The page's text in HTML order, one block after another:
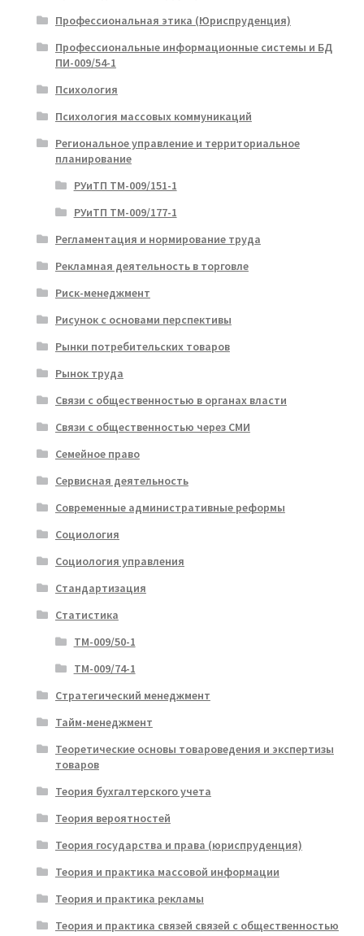
Профессиональная этика (Юриспруденция)
Профессиональные информационные системы и БД
ПИ-009/54-1
Психология
Психология массовых коммуникаций
Региональное управление и территориальное
планирование
РУиТП ТМ-009/151-1
РУиТП ТМ-009/177-1
Регламентация и нормирование труда
Рекламная деятельность в торговле
Риск-менеджмент
Рисунок с основами перспективы
Рынки потребительских товаров
Рынок труда
Связи с общественностью в органах власти
Связи с общественностью через СМИ
Семейное право
Сервисная деятельность
Современные административные реформы
Социология
Социология управления
Стандартизация
Статистика
ТМ-009/50-1
ТМ-009/74-1
Стратегический менеджмент
Тайм-менеджмент
Теоретические основы товароведения и экспертизы
товаров
Теория бухгалтерского учета
Теория вероятностей
Теория государства и права (юриспруденция)
Теория и практика массовой информации
Теория и практика рекламы
Теория и практика связей связей с общественностью